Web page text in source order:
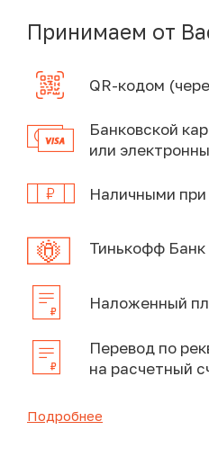
Принимаем от
QR-кодом
Банковской
или
Наличными
Тинькофф Банк
Наложенный
Перевод по
на расчетный
Подробнее